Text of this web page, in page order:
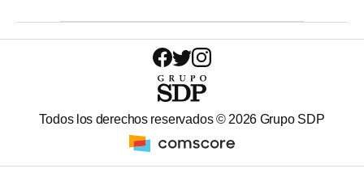
Todos los derechos reservados © 2026 Grupo SDP